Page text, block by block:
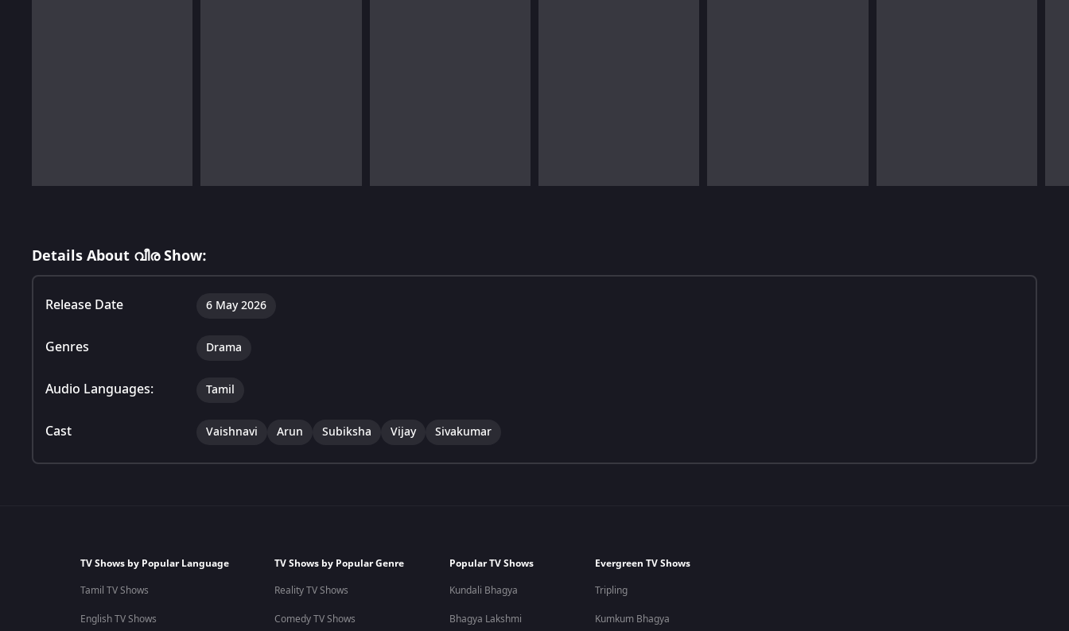
Details About വീര Show:
Release Date 6 May 2026
Genres Drama
Audio Languages: Tamil
Cast Vaishnavi Arun Subiksha Vijay Sivakumar
TV Shows by Popular Language
Tamil TV Shows
English TV Shows
TV Shows by Popular Genre
Reality TV Shows
Comedy TV Shows
Popular TV Shows
Kundali Bhagya
Bhagya Lakshmi
Evergreen TV Shows
Tripling
Kumkum Bhagya